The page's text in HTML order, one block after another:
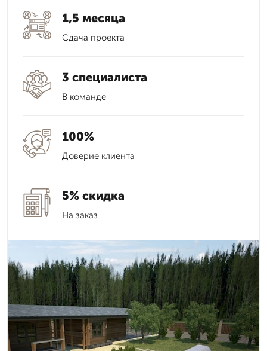
1,5 месяца
Сдача проекта
3 специалиста
В команде
100%
Доверие клиента
5% скидка
На заказ